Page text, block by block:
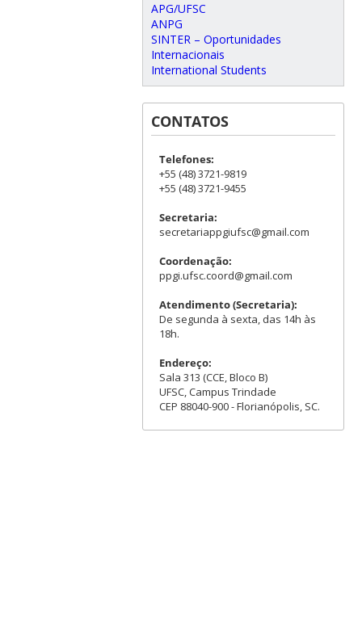
APG/UFSC
ANPG
SINTER – Oportunidades
Internacionais
International Students
CONTATOS
Telefones:
+55 (48) 3721-9819
+55 (48) 3721-9455
Secretaria:
secretariappgiufsc@gmail.com
Coordenação:
ppgi.ufsc.coord@gmail.com
Atendimento (Secretaria):
De segunda à sexta, das 14h às
18h.
Endereço:
Sala 313 (CCE, Bloco B)
UFSC, Campus Trindade
CEP 88040-900 - Florianópolis, SC.